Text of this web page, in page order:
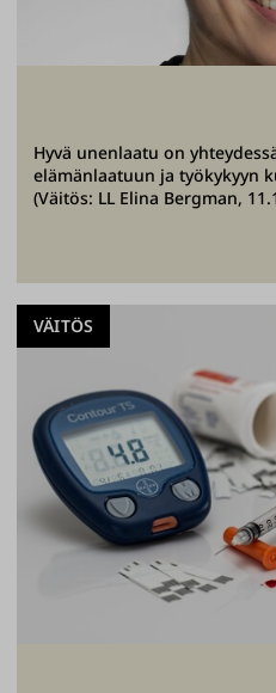
Hyvä unenlaatu on
elämänlaatuun ja työkykyyn
(Väitös: LL Elina Bergman,
VÄITÖS